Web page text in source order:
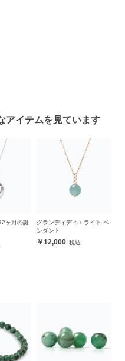
アイテムを見ています
ヶ月の誕
グランディディエライト ペ
ンダント
12,000